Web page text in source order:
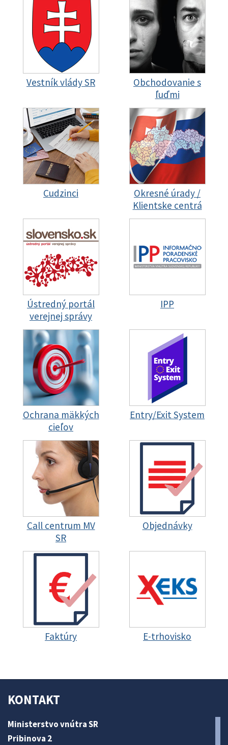
Vestník vlády SR
Obchodovanie s
ľuďmi
Cudzinci
Okresné úrady /
Klientske centrá
Ústredný portál
verejnej správy
IPP
Ochrana mäkkých
cieľov
Entry/Exit System
Call centrum MV
SR
Objednávky
Faktúry E-trhovisko
KONTAKT
Ministerstvo vnútra SR
Pribinova 2